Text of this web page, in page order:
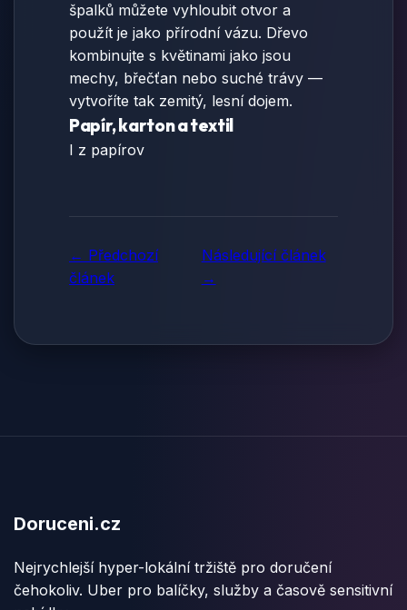
špalků můžete vyhloubit otvor a
použít je jako přírodní vázu. Dřevo
kombinujte s květinami jako jsou
mechy, břečťan nebo suché trávy —
vytvoříte tak zemitý, lesní dojem.
Papír, karton a textil
I z papírov
← Předchozí
článek
Následující článek
→
Doruceni.cz
Nejrychlejší hyper-lokální tržiště pro doručení
čehokoliv. Uber pro balíčky, služby a časově sensitivní